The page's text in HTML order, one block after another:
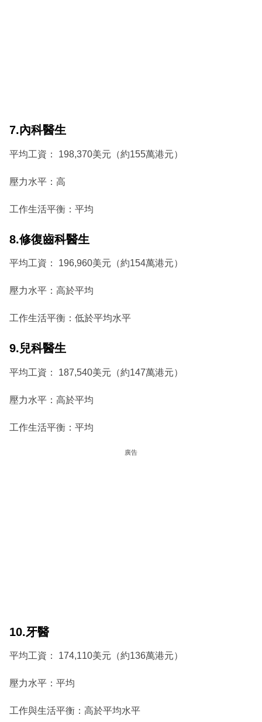
7.內科醫生
平均工資： 198,370美元（約155萬港元）
壓力水平：高
工作生活平衡：平均
8.修復齒科醫生
平均工資： 196,960美元（約154萬港元）
壓力水平：高於平均
工作生活平衡：低於平均水平
9.兒科醫生
平均工資： 187,540美元（約147萬港元）
壓力水平：高於平均
工作生活平衡：平均
廣告
10.牙醫
平均工資： 174,110美元（約136萬港元）
壓力水平：平均
工作與生活平衡：高於平均水平